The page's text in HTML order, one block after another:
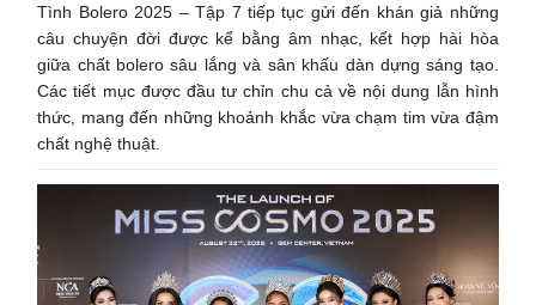
Tình Bolero 2025 – Tập 7 tiếp tục gửi đến khán giả những
câu chuyện đời được kể bằng âm nhạc, kết hợp hài hòa
giữa chất bolero sâu lắng và sân khấu dàn dựng sáng tạo.
Các tiết mục được đầu tư chỉn chu cả về nội dung lẫn hình
thức, mang đến những khoảnh khắc vừa chạm tim vừa đậm
chất nghệ thuật.